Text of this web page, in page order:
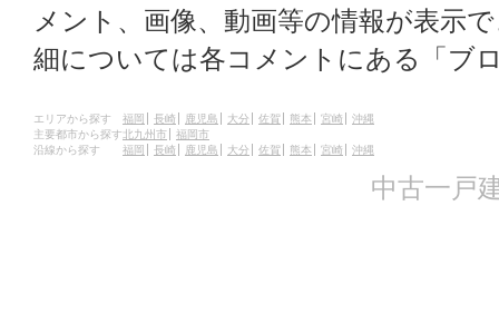
メント、画像、動画等の情報が表示
細については各コメントにある「ブ
エリアから探す 福岡 長崎 鹿児島 大分 佐賀 熊本 宮崎
沖縄
主要都市から探す北九州市
福岡市
沿線から探す
福岡 長崎 鹿児島 大分 佐賀 熊本 宮崎 沖縄
中古一戸